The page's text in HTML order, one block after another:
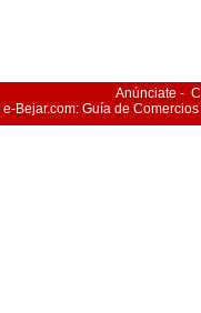
Anúnciate -
e-Bejar.com: Guía de